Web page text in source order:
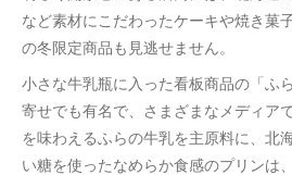
など素材にこだわったケーキや焼き菓
の冬限定商品も見逃せません。
小さな牛乳瓶に入った看板商品の「ふ
寄せでも有名で、さまざまなメディア
を味わえるふらの牛乳を主原料に、北
い糖を使ったなめらか食感のプリンは